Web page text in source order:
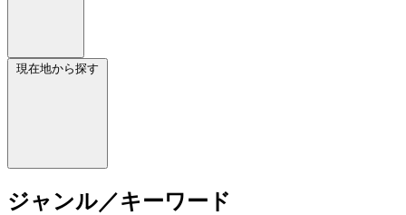
現在地から探す
ジャンル／キーワード